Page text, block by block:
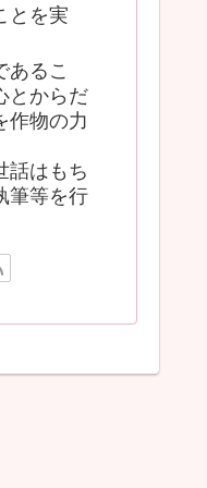
とを実
あるこ
とからだ
作物の力
話はもち
筆等を行